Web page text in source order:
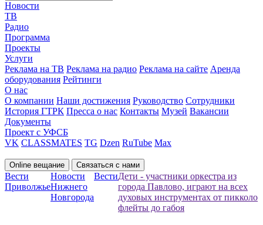
Новости
ТВ
Радио
Программа
Проекты
Услуги
Реклама на ТВ Реклама на радио Реклама на сайте Аренда
оборудования Рейтинги
О нас
О компании Наши достижения Руководство Сотрудники
История ГТРК Пресса о нас Контакты Музей Вакансии
Документы
Проект с УФСБ
VK CLASSMATES TG Dzen RuTube Max
Online вещание Связаться с нами
Вести
Приволжье
Новости
Нижнего
Новгорода
ВестиДети - участники оркестра из
города Павлово, играют на всех
духовых инструментах от пикколо
флейты до габоя